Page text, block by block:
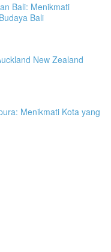
Bali: Menikmati
Bali
New Zealand
Menikmati Kota yang